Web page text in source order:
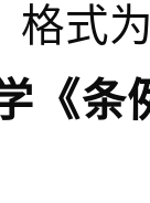
格式
《